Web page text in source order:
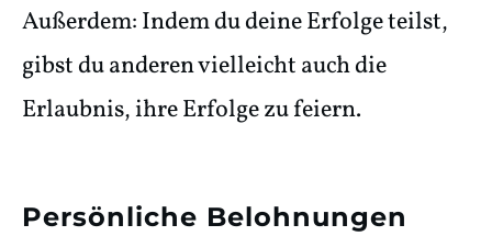
Außerdem: Indem du deine Erfolge teilst,
gibst du anderen vielleicht auch die
Erlaubnis, ihre Erfolge zu feiern.
Persönliche Belohnungen